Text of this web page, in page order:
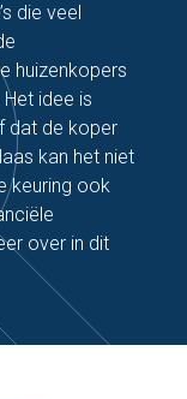
die veel
huizenkopers
idee is
dat de koper
kan het niet
keuring ook
over in dit